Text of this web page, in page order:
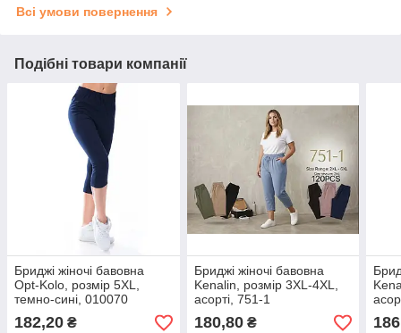
Всі умови повернення
Подібні товари компанії
Бриджі жіночі бавовна
Opt-Kolo, розмір 5XL,
темно-сині, 010070
182,20 ₴
Бриджі жіночі бавовна
Kenalin, розмір 3XL-4XL,
асорті, 751-1
180,80₴